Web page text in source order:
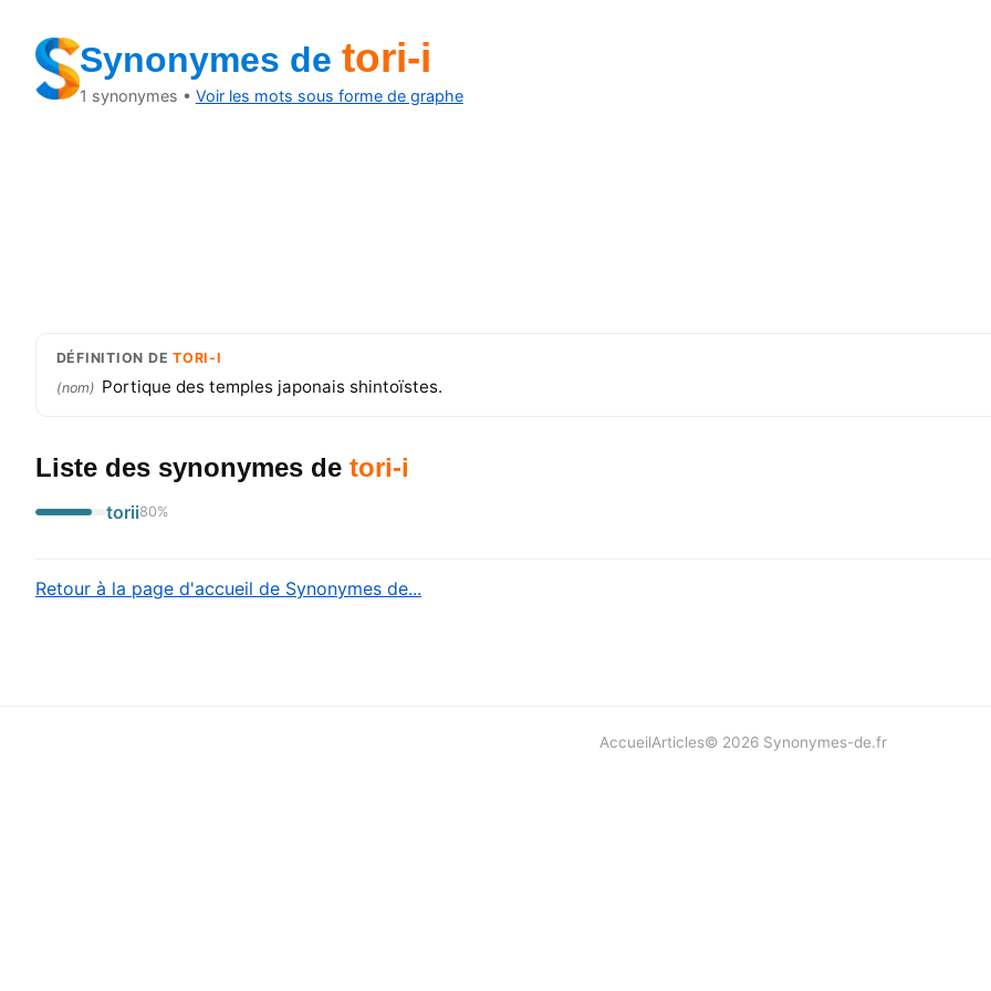
Synonymes de tori-i
1 synonymes • Voir les mots sous forme de graphe
DÉFINITION DETORI-I
(nom) Portique des temples japonais shintoïstes.
Liste des synonymes de tori-i
torii80%
Retour à la page d'accueil de Synonymes de...
AccueilArticles© 2026 Synonymes-de.fr